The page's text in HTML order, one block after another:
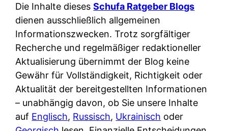
e
D
a
t
e
n
w
i
r
n
d
e
r
n
u
n
k
e
r
A
p
p
&
O
n
l
b
H
-
M
y
t
h
o
s
Die Inhalte diesesSchufa Ratgeber Blogs
dienen ausschließlich allgemeinen
Informationszwecken. Trotz sorgfältiger
Recherche und regelmäßiger redaktioneller
Aktualisierung übernimmt der Blog keine
Gewähr für Vollständigkeit, Richtigkeit oder
Aktualität der bereitgestellten Informationen
– unabhängig davon, ob Sie unsere Inhalte
auf Englisch, Russisch, Ukrainisch oder